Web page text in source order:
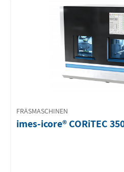
FRÄSMASCHINEN
imes-icore® CORiTEC